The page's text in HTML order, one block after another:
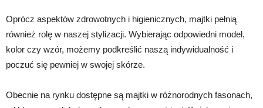
Oprócz aspektów zdrowotnych i higienicznych, majtki pełnią
również rolę w naszej stylizacji. Wybierając odpowiedni model,
kolor czy wzór, możemy podkreślić naszą indywidualność i
poczuć się pewniej w swojej skórze.
Obecnie na rynku dostępne są majtki w różnorodnych fasonach,